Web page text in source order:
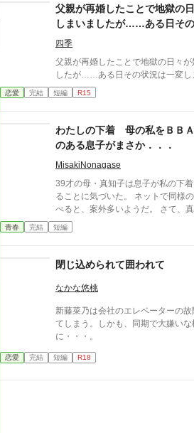
父親が再婚したことで地獄の
しまいましたが……ある日そ
ました。
四季
父親が再婚したことで地獄の日々が
したが……ある日その状況は一変し
恋愛 完結 短編 R15
わたしの下着 母の私をＢＢ
のある息子がまさか．．．
MisakiNonagase
39才の母・真知子は息子が私の下
ることに気づいた。 ネットで同様
べると、案外多いようだ。 さて、真知子は息子を問
い詰める？ それとも気づかないふ
青春 完結 短編
閉じ込められて囲われて
なかな悠桃
新藤菜乃は会社のエレベーターの
てしまう。しかも、同期で大嫌い
に・・・。
恋愛 完結 短編 R18